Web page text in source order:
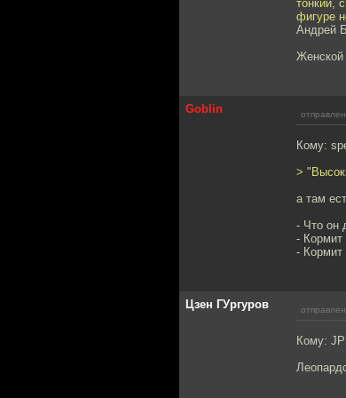
тонкий,
фигуре
Андрей
Женской
Goblin
Кому:
>
а там
- Что он
- Кормит
- Кормит
Цзен ГУргуров
Кому: